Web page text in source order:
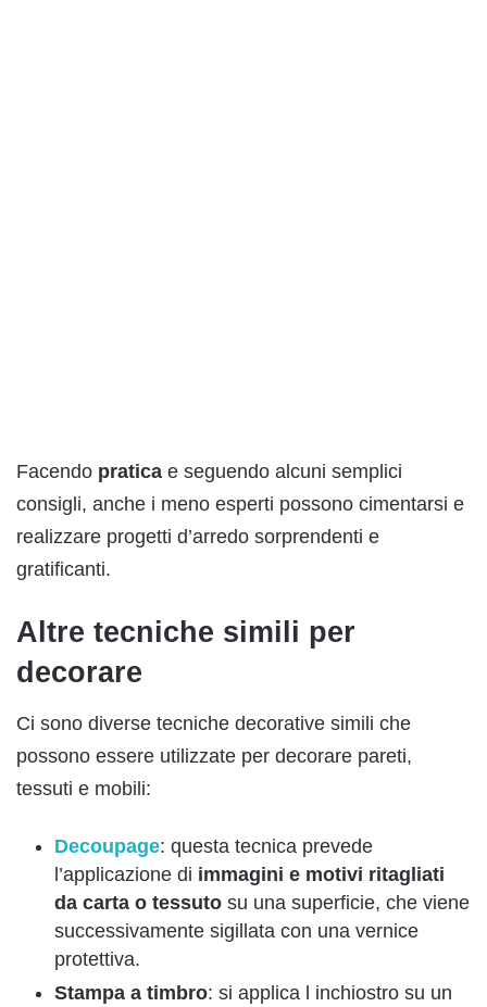
Facendo pratica e seguendo alcuni semplici
consigli, anche i meno esperti possono cimentarsi e
realizzare progetti d’arredo sorprendenti e
gratificanti.
Altre tecniche simili per
decorare
Ci sono diverse tecniche decorative simili che
possono essere utilizzate per decorare pareti,
tessuti e mobili:
Decoupage: questa tecnica prevede
l’applicazione di immagini e motivi ritagliati
da carta o tessuto su una superficie, che viene
successivamente sigillata con una vernice
protettiva.
Stampa a timbro: si applica l inchiostro su un